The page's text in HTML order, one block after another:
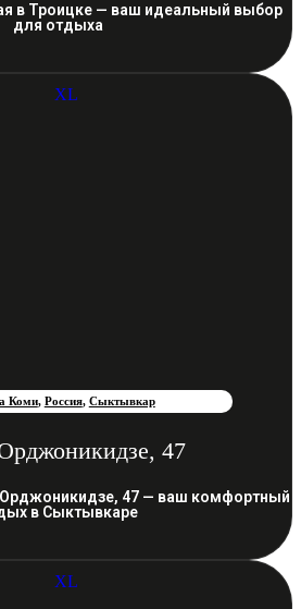
в Троицке — ваш идеальный выбор
для отдыха
Коми, Россия, Сыктывкар
47
47 — ваш комфортный
в Сыктывкаре